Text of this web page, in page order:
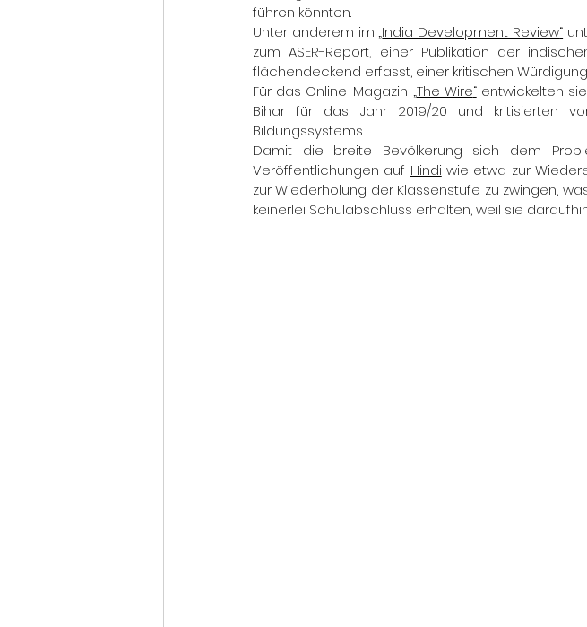
führen könnten.
Unter anderem im „India Development Review“
zum ASER-Report, einer Publikation der
flächendeckend erfasst, einer kritischen
Für das Online-Magazin „The Wire“ entwickelten
Bihar für das Jahr 2019/20 und kritisierten
Bildungssystems.
Damit die breite Bevölkerung sich dem
Veröffentlichungen auf Hindi wie etwa zur
zur Wiederholung der Klassenstufe zu zwingen,
keinerlei Schulabschluss erhalten, weil sie